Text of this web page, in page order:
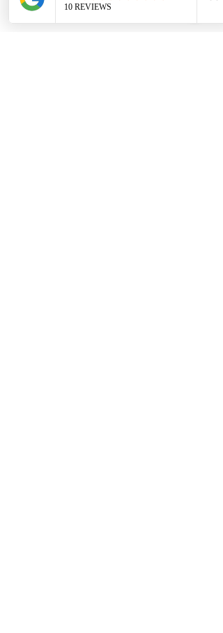
ses attentes et ses zones sensibles.